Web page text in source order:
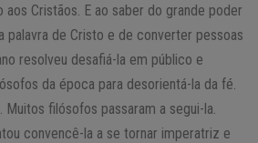
aos Cristãos. E ao saber do grande poder
palavra de Cristo e de converter pessoas
resolveu desafiá-la em público e
da época para desorientá-la da fé.
filósofos passaram a segui-la.
convencê-la a se tornar imperatriz e